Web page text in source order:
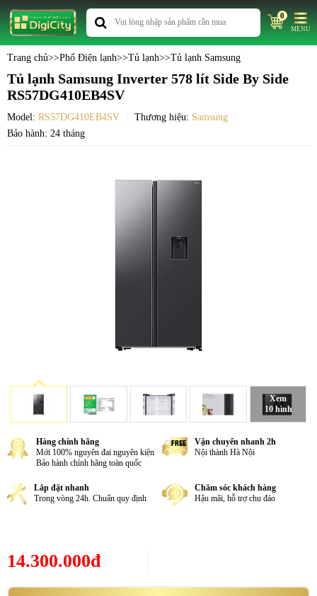
0
MENU
Trang chủ>>Phố Điện lạnh>>Tủ lạnh>>Tủ lạnh Samsung
Tủ lạnh Samsung Inverter 578 lít Side By Side
RS57DG410EB4SV
Model: RS57DG410EB4SV Thương hiệu: Samsung
Bảo hành: 24 tháng
Xem
10 hình
Hàng chính hãng
Mới 100% nguyên đai nguyên kiện
Bảo hành chính hãng toàn quốc
Vận chuyển nhanh 2h
Nội thành Hà Nội
Lắp đặt nhanh
Trong vòng 24h. Chuẩn quy định
Chăm sóc khách hàng
Hậu mãi, hỗ trợ chu đáo
14.300.000đ